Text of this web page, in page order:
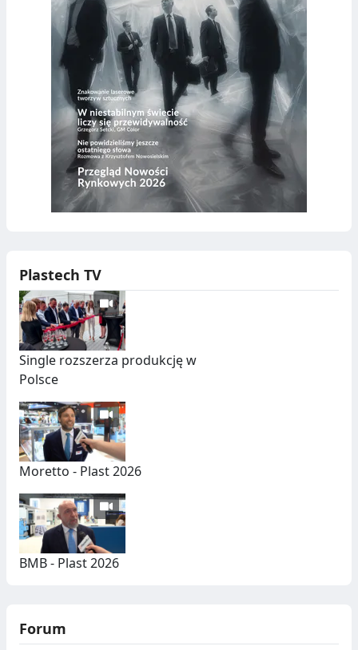
Plastech TV
Single rozszerza produkcję w
Polsce
Moretto - Plast 2026
BMB - Plast 2026
Forum